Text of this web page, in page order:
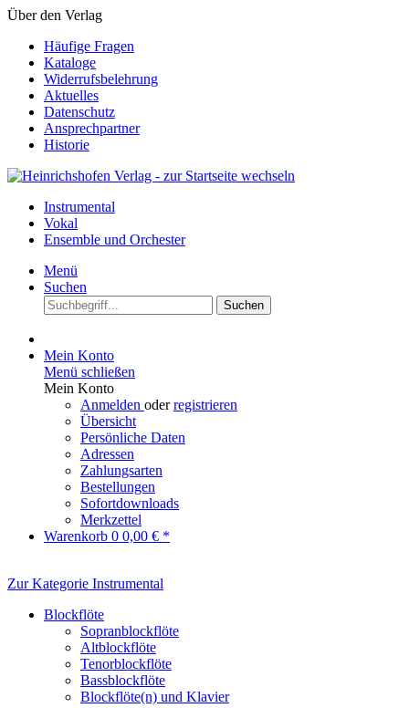
Über den Verlag
Häufige Fragen
Kataloge
Widerrufsbelehrung
Aktuelles
Datenschutz
Ansprechpartner
Historie
Instrumental
Vokal
Ensemble und Orchester
Menü
Suchen
Suchen
Mein Konto
Menü schließen
Mein Konto
Anmelden oderregistrieren
Übersicht
Persönliche Daten
Adressen
Zahlungsarten
Bestellungen
Sofortdownloads
Merkzettel
Warenkorb 0 0,00 € *
Zur Kategorie Instrumental
Blockflöte
Sopranblockflöte
Altblockflöte
Tenorblockflöte
Bassblockflöte
Blockflöte(n) und Klavier